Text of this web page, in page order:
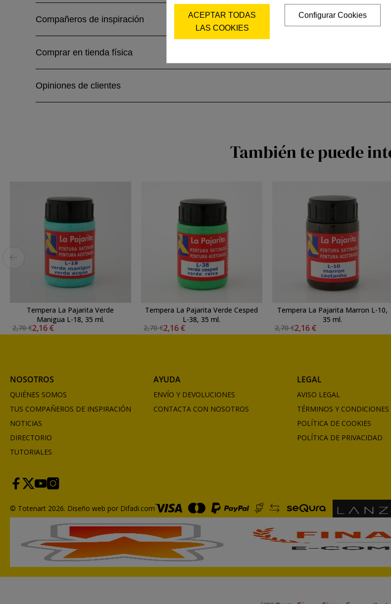
Compañeros de inspiración
Comprar en tienda física
Opiniones de clientes
También te puede
Tempera La Pajarita Verde
Manigua L-18, 35 ml.
2,70 €2,16 €
Tempera La Pajarita Verde Cesped
L-38, 35 ml.
2,70 €2,16 €
Tempera La Pajarita Marron L-10,
35 ml.
2,70 €2,16 €
NOSOTROS
QUIÉNES SOMOS
TUS COMPAÑEROS DE INSPIRACIÓN
NOTICIAS
DIRECTORIO
TUTORIALES
AYUDA
ENVÍO Y DEVOLUCIONES
CONTACTA CON NOSOTROS
LEGAL
AVISO LEGAL
TÉRMINOS Y CONDICIONES
POLÍTICA DE COOKIES
POLÍTICA DE PRIVACIDAD
© Totenart 2026. Diseño web por Difadi.com
ACEPTAR TODAS
LAS COOKIES
Configurar Cookies